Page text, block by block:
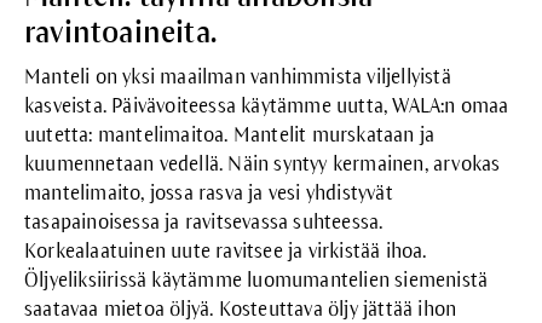
ravintoaineita.
Manteli on yksi maailman vanhimmista viljellyistä
kasveista. Päivävoiteessa käytämme uutta, WALA:n omaa
uutetta: mantelimaitoa. Mantelit murskataan ja
kuumennetaan vedellä. Näin syntyy kermainen, arvokas
mantelimaito, jossa rasva ja vesi yhdistyvät
tasapainoisessa ja ravitsevassa suhteessa.
Korkealaatuinen uute ravitsee ja virkistää ihoa.
Öljyeliksiirissä käytämme luomumantelien siemenistä
saatavaa mietoa öljyä. Kosteuttava öljy jättää ihon